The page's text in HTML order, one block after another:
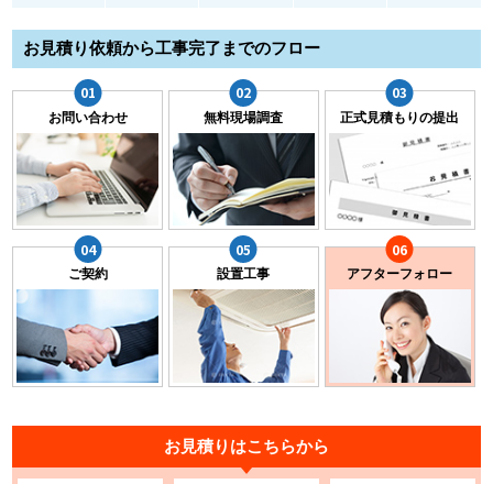
お見積り依頼から工事完了までのフロー
お問い合わせ 無料現場調査 正式見積もりの提出
ご契約 設置工事 アフターフォロー
お見積りはこちらから